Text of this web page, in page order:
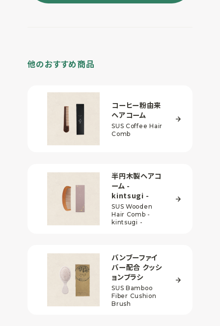
他のおすすめ商品
コーヒー粉由来
ヘアコーム
SUS Coffee Hair
Comb
半円木製ヘアコ
ーム -
kintsugi -
SUS Wooden
Hair Comb -
kintsugi -
バンブーファイ
バー配合 クッシ
ョンブラシ
SUS Bamboo
Fiber Cushion
Brush